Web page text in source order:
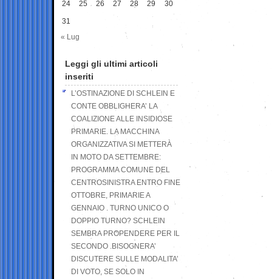
24 25 26 27 28 29 30
31
« Lug
Leggi gli ultimi articoli
inseriti
L’OSTINAZIONE DI SCHLEIN E
CONTE OBBLIGHERA’ LA
COALIZIONE ALLE INSIDIOSE
PRIMARIE. LA MACCHINA
ORGANIZZATIVA SI METTERÀ
IN MOTO DA SETTEMBRE:
PROGRAMMA COMUNE DEL
CENTROSINISTRA ENTRO FINE
OTTOBRE, PRIMARIE A
GENNAIO . TURNO UNICO O
DOPPIO TURNO? SCHLEIN
SEMBRA PROPENDERE PER IL
SECONDO .BISOGNERA’
DISCUTERE SULLE MODALITA’
DI VOTO, SE SOLO IN